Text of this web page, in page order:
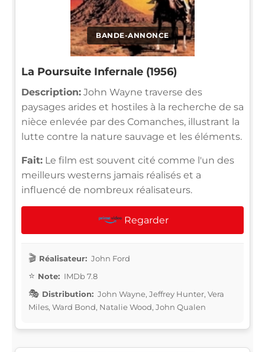
BANDE-ANNONCE
La Poursuite Infernale (1956)
Description: John Wayne traverse des
paysages arides et hostiles à la recherche de sa
nièce enlevée par des Comanches, illustrant la
lutte contre la nature sauvage et les éléments.
Fait: Le film est souvent cité comme l'un des
meilleurs westerns jamais réalisés et a
influencé de nombreux réalisateurs.
Regarder
Réalisateur: John Ford
Note: IMDb 7.8
Distribution: John Wayne, Jeffrey Hunter, Vera
Miles, Ward Bond, Natalie Wood, John Qualen